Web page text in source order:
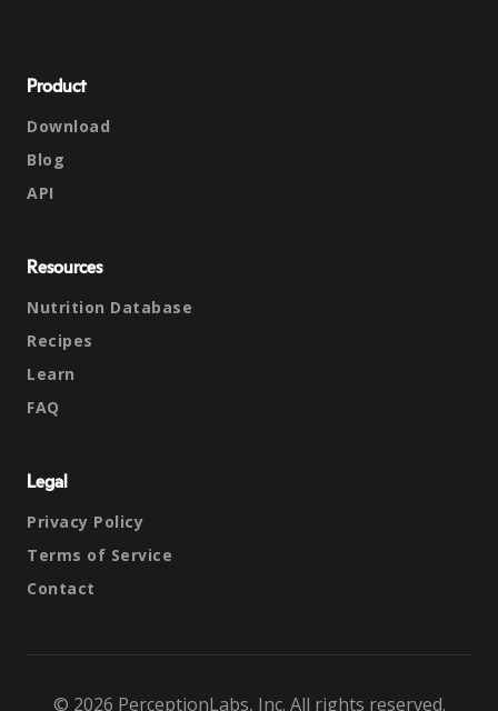
Product
Download
Blog
API
Resources
Nutrition Database
Recipes
Learn
FAQ
Legal
Privacy Policy
Terms of Service
Contact
© 2026 PerceptionLabs, Inc. All rights reserved.